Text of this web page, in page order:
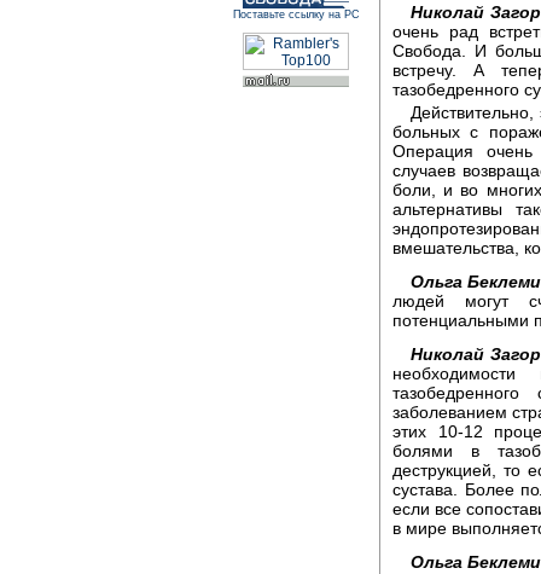
Поставьте ссылку на РС
Николай
очень рад
Свобода. И
встречу. А
тазобедренного
больных с
Операция очень
случаев
боли, и во
альтернативы
вмешательства,
Ольга
людей могут
потенциальными
Николай
заболеванием
этих 10-12
болями в
деструкцией, то
сустава. Более
если все
в мире
Ольга